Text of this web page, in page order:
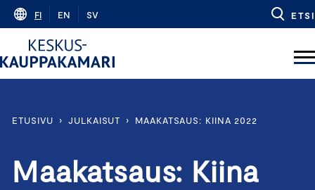
Skip
content
FI EN SV ETSI
ETUSIVU › JULKAISUT › MAAKATSAUS: KIINA 2022
Maakatsaus: Kiina